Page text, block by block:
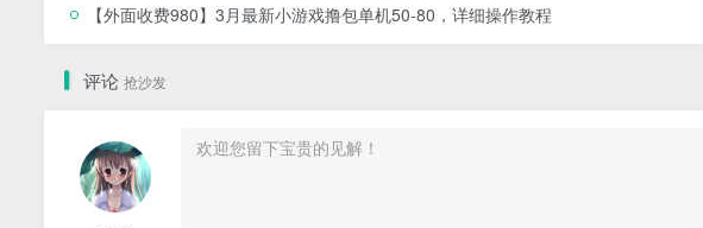
【外面收费980】3月最新小游戏撸包单机50-80，详细操作教程
评论 抢沙发